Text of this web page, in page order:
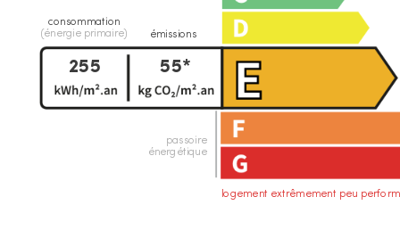
logement extrêmement peu
passoire
énergétique
consommation
(énergie primaire)
émissions
255 55*